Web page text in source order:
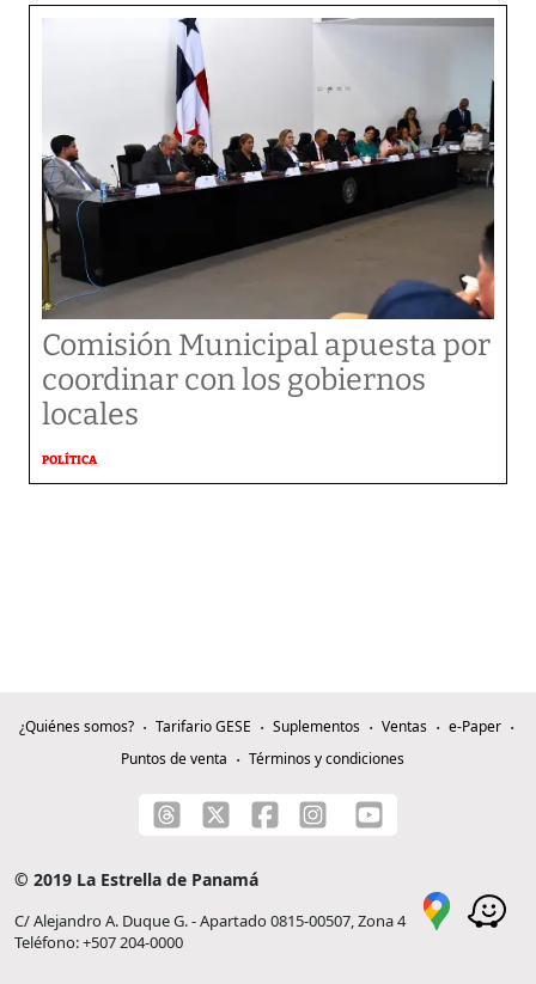
Comisión Municipal apuesta por
coordinar con los gobiernos
locales
POLÍTICA
¿Quiénes somos? Tarifario GESE Suplementos Ventas
e-Paper
Puntos de venta
Términos y condiciones
© 2019 La Estrella de Panamá
C/ Alejandro A. Duque G. - Apartado 0815-00507, Zona 4
Teléfono: +507 204-0000